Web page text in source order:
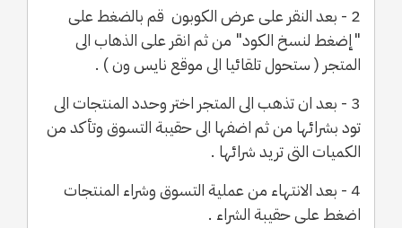
2 - بعد النقر على عرض الكوبون قم بالضغط على
"إضغط لنسخ الكود" من ثم انقر على الذهاب الى
المتجر ( ستحول تلقائيا الى موقع نايس ون ) .
3 - بعد ان تذهب الى المتجر اختر وحدد المنتجات الى
تود بشرائها من ثم اضفها الى حقيبة التسوق وتأكد من
الكميات التى تريد شرائها .
4 - بعد الانتهاء من عملية التسوق وشراء المنتجات
اضغط على حقيبة الشراء .